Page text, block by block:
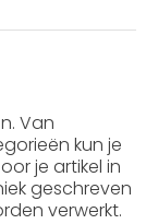
Van
kun je
je artikel in
geschreven
verwerkt.